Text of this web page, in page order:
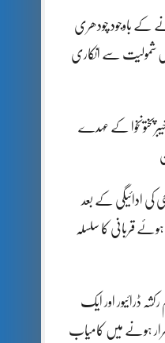
کے باوجود چودھری
شمولیت سے انکاری
خیبرپختونخوا کے عہدے
کی ادائیگی کے بعد
قربانی کا سلسلہ
رکشہ ڈرائیور اور ایک
فرار ہونے میں کامیاب